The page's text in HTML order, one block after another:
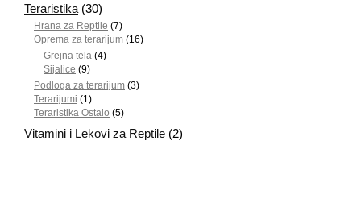
Teraristika (30)
Hrana za Reptile (7)
Oprema za terarijum (16)
Grejna tela (4)
Sijalice (9)
Podloga za terarijum (3)
Terarijumi (1)
Teraristika Ostalo (5)
Vitamini i Lekovi za Reptile (2)